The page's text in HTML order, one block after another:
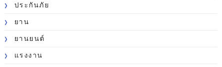
ประกันภัย
ยาน
ยานยนต์
แรงงาน